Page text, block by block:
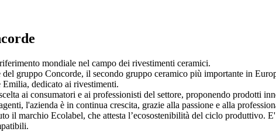
mondiale nel campo dei rivestimenti ceramici.
gruppo Concorde, il secondo gruppo ceramico più importante in
dedicato ai rivestimenti.
ai consumatori e ai professionisti del settore, proponendo prodotti
l'azienda è in continua crescita, grazie alla passione e alla
il marchio Ecolabel, che attesta l’ecosostenibilità del ciclo